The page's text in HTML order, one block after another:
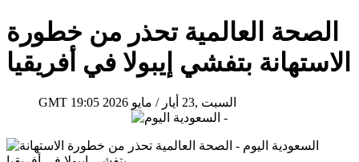
الصحة العالمية تحذر من خطورة
الاستهانة بتفشي إيبولا في أفريقيا
GMT 19:05 2026 السبت ,23 أيار / مايو